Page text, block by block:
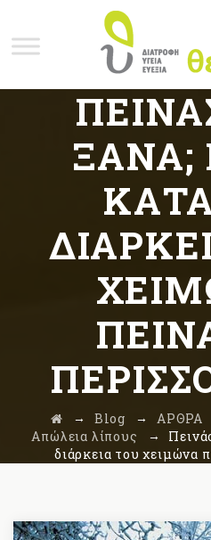
ΞΑΝΆ;
→ Blog → ΑΡΘΡΑ
Απώλεια λίπους →
διάρκεια του χειμώνα